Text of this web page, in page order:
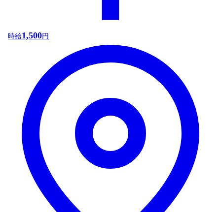
時給1,500円